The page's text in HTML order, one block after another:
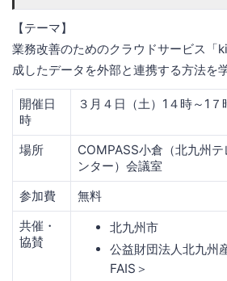
【テーマ】
業務改善のためのクラウドサービス「
成したデータを外部と連携する方法を
開催日
時
３月４日（土）1４時～1７
場所
COMPASS小倉（北九州
ンター）会議室
参加費
無料
共催・
協賛
北九州市
公益財団法人北九州
FAIS＞